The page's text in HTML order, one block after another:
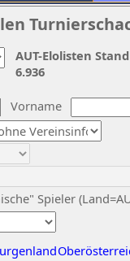
Vorname
Spieler
AUT-Elolisten
6.936